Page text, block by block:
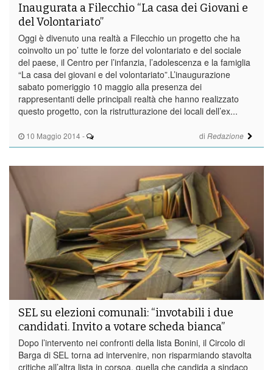
10 Maggio 2014 - di Redazione
Inaugurata a Filecchio “La casa dei Giovani e
del Volontariato”
Oggi è divenuto una realtà a Filecchio un progetto che ha
coinvolto un po’ tutte le forze del volontariato e del sociale
del paese, il Centro per l’infanzia, l’adolescenza e la famiglia
“La casa dei giovani e del volontariato”.L’inaugurazione
sabato pomeriggio 10 maggio alla presenza dei
rappresentanti delle principali realtà che hanno realizzato
questo progetto, con la ristrutturazione dei locali dell’ex...
SEL su elezioni comunali: “invotabili i due
candidati. Invito a votare scheda bianca”
Dopo l’intervento nei confronti della lista Bonini, il Circolo di
Barga di SEL torna ad intervenire, non risparmiando stavolta
critiche all’altra lista in corsoa, quella che candida a sindaco